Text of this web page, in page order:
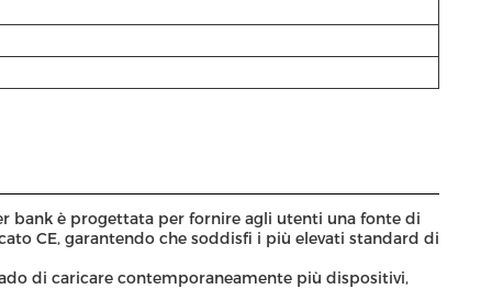
bank è progettata per fornire agli utenti una fonte di
CE, garantendo che soddisfi i più elevati standard di
di caricare contemporaneamente più dispositivi,